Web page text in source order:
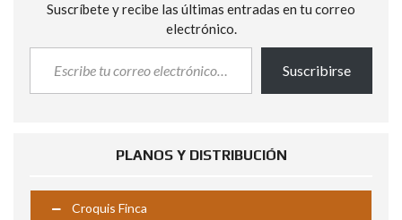
Suscríbete y recibe las últimas entradas en tu correo
electrónico.
Suscribirse
PLANOS Y DISTRIBUCIÓN
Croquis Finca